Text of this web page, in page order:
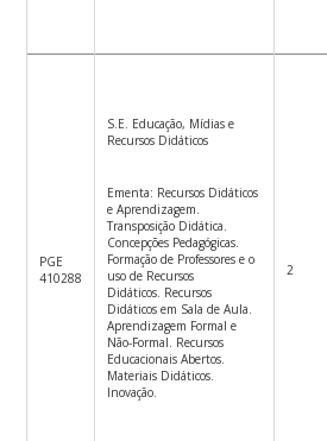
PGE
410288
S.E. Educação, Mídias e
Recursos Didáticos
Ementa: Recursos Didáticos
e Aprendizagem.
Transposição Didática.
Concepções Pedagógicas.
Formação de Professores e o
uso de Recursos
Didáticos. Recursos
Didáticos em Sala de Aula.
Aprendizagem Formal e
Não-Formal. Recursos
Educacionais Abertos.
Materiais Didáticos.
Inovação.
2